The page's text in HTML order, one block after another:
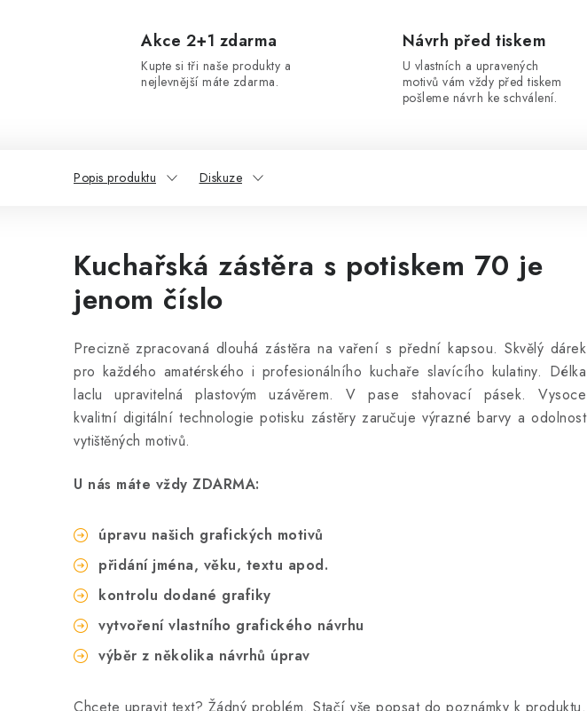
Akce 2+1 zdarma
Kupte si tři naše produkty a
nejlevnější máte zdarma.
Návrh před tiskem
U vlastních a upravených
motivů vám vždy před tiskem
pošleme návrh ke schválení.
Popis produktu Diskuze
Kuchařská zástěra s potiskem 70 je
jenom číslo
Precizně zpracovaná dlouhá zástěra na vaření s přední kapsou. Skvělý dárek
pro každého amatérského i profesionálního kuchaře slavícího kulatiny. Délka
laclu upravitelná plastovým uzávěrem. V pase stahovací pásek. Vysoce
kvalitní digitální technologie potisku zástěry zaručuje výrazné barvy a odolnost
vytištěných motivů.
U nás máte vždy ZDARMA:
úpravu našich grafických motivů
přidání jména, věku, textu apod.
kontrolu dodané grafiky
vytvoření vlastního grafického návrhu
výběr z několika návrhů úprav